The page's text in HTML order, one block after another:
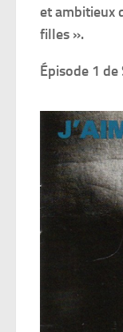
et ambitieux
filles ».
Épisode 1